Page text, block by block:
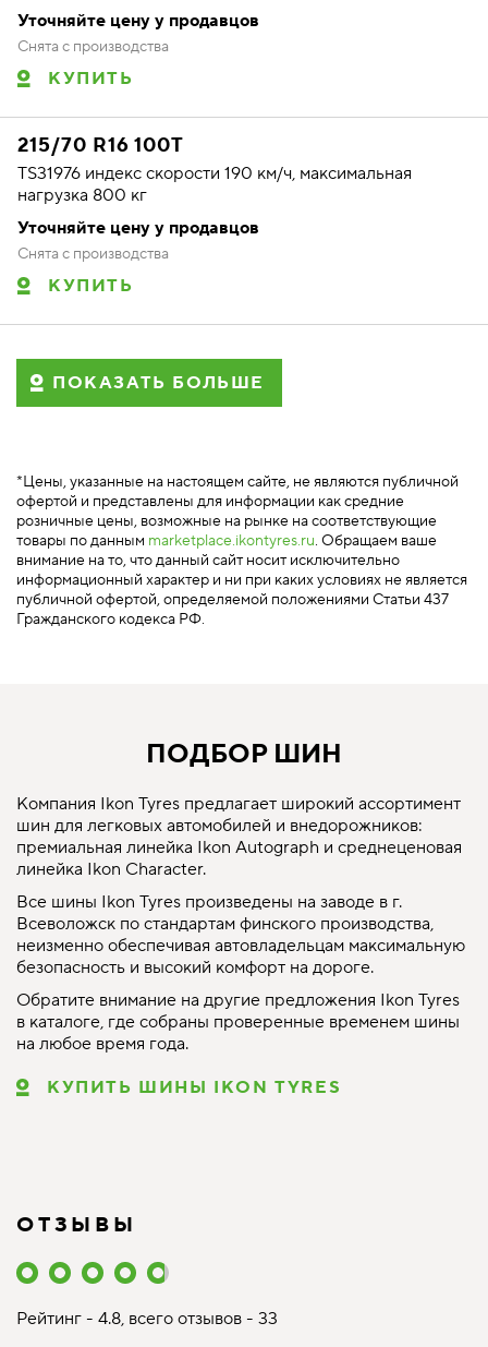
Уточняйте цену у продавцов
Снята с производства
КУПИТЬ
215/70 R16 100T
TS31976 индекс скорости 190 км/ч, максимальная
нагрузка 800 кг
Уточняйте цену у продавцов
Снята с производства
КУПИТЬ
ПОКАЗАТЬ БОЛЬШЕ
*Цены, указанные на настоящем сайте, не являются публичной
офертой и представлены для информации как средние
розничные цены, возможные на рынке на соответствующие
товары по данным marketplace.ikontyres.ru. Обращаем ваше
внимание на то, что данный сайт носит исключительно
информационный характер и ни при каких условиях не является
публичной офертой, определяемой положениями Статьи 437
Гражданского кодекса РФ.
ПОДБОР ШИН
Компания Ikon Tyres предлагает широкий ассортимент
шин для легковых автомобилей и внедорожников:
премиальная линейка Ikon Autograph и среднеценовая
линейка Ikon Character.
Все шины Ikon Tyres произведены на заводе в г.
Всеволожск по стандартам финского производства,
неизменно обеспечивая автовладельцам максимальную
безопасность и высокий комфорт на дороге.
Обратите внимание на другие предложения Ikon Tyres
в каталоге, где собраны проверенные временем шины
на любое время года.
КУПИТЬ ШИНЫ IKON TYRES
ОТЗЫВЫ
Рейтинг - 4.8, всего отзывов - 33